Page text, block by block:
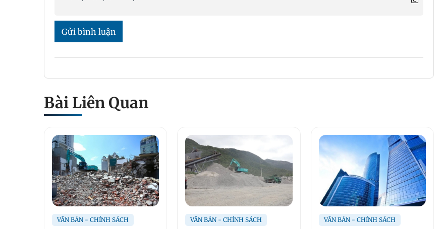
Gửi bình luận
Bài Liên Quan
VĂN BẢN - CHÍNH SÁCH VĂN BẢN - CHÍNH SÁCH VĂN BẢN - CHÍNH SÁCH